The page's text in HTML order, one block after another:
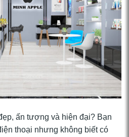
ấn tượng và hiện đại? Bạn
thoại nhưng không biết có